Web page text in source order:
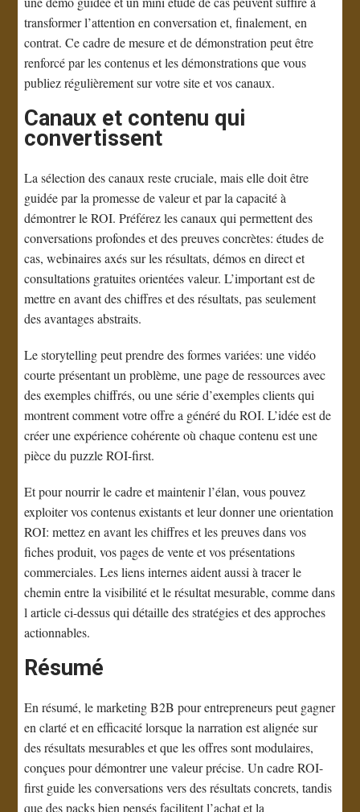
transformer l’attention en conversation et, finalement, en
contrat. Ce cadre de mesure et de démonstration peut être
renforcé par les contenus et les démonstrations que vous
publiez régulièrement sur votre site et vos canaux.
Canaux et contenu qui
convertissent
La sélection des canaux reste cruciale, mais elle doit être
guidée par la promesse de valeur et par la capacité à
démontrer le ROI. Préférez les canaux qui permettent des
conversations profondes et des preuves concrètes: études de
cas, webinaires axés sur les résultats, démos en direct et
consultations gratuites orientées valeur. L’important est de
mettre en avant des chiffres et des résultats, pas seulement
des avantages abstraits.
Le storytelling peut prendre des formes variées: une vidéo
courte présentant un problème, une page de ressources avec
des exemples chiffrés, ou une série d’exemples clients qui
montrent comment votre offre a généré du ROI. L’idée est de
créer une expérience cohérente où chaque contenu est une
pièce du puzzle ROI-first.
Et pour nourrir le cadre et maintenir l’élan, vous pouvez
exploiter vos contenus existants et leur donner une orientation
ROI: mettez en avant les chiffres et les preuves dans vos
fiches produit, vos pages de vente et vos présentations
commerciales. Les liens internes aident aussi à tracer le
chemin entre la visibilité et le résultat mesurable, comme dans
l article ci-dessus qui détaille des stratégies et des approches
actionnables.
Résumé
En résumé, le marketing B2B pour entrepreneurs peut gagner
en clarté et en efficacité lorsque la narration est alignée sur
des résultats mesurables et que les offres sont modulaires,
conçues pour démontrer une valeur précise. Un cadre ROI-
first guide les conversations vers des résultats concrets, tandis
que des packs bien pensés facilitent l’achat et la